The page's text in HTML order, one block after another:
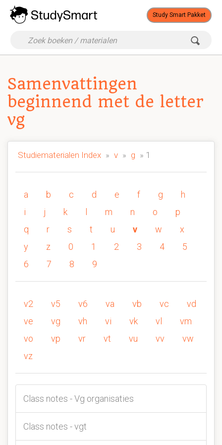
Study Smart Pakket
Samenvattingen
beginnend met de letter
vg
Studiematerialen Index » v » g » 1
a b c d e f g
h
i
j k m n o
p
q
r s t u v w
x
y
z 0 1 2 3 4
5
6
7 8 9
v2 v5 v6 va vb vc
vd
ve
vg vh vi vk vl
vm
vo
vp vr vt vu vv
vw
vz
Class notes - Vg organisaties
Class notes - vgt